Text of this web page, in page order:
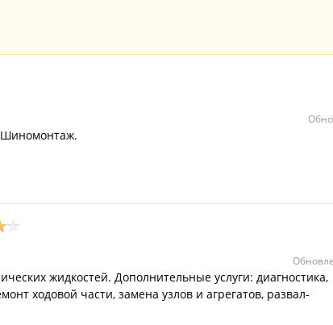
Шиномонтаж.
жидкостей. Дополнительные услуги: диагностика,
ходовой части, замена узлов и агрегатов, развал-